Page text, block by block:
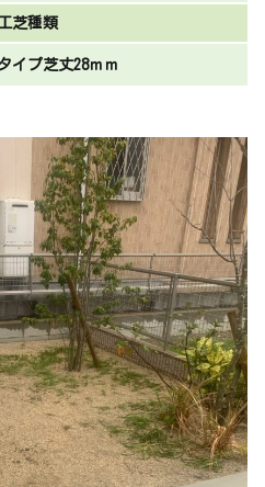
芝種類
イプ芝丈28ｍｍ